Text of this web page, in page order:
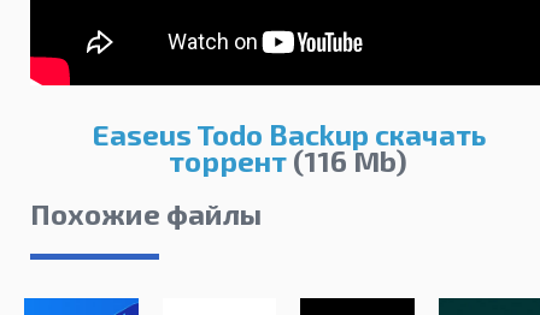
Easeus Todo Backup скачать
торрент (116 Mb)
Похожие файлы